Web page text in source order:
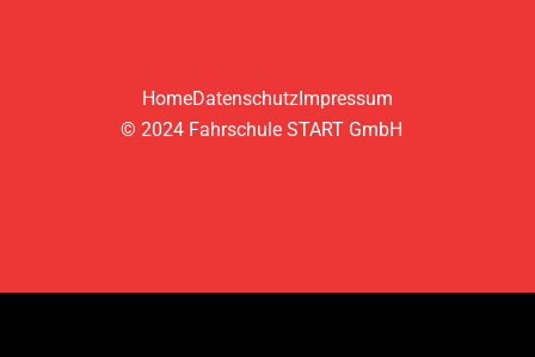
HomeDatenschutzImpressum
© 2024 Fahrschule START GmbH